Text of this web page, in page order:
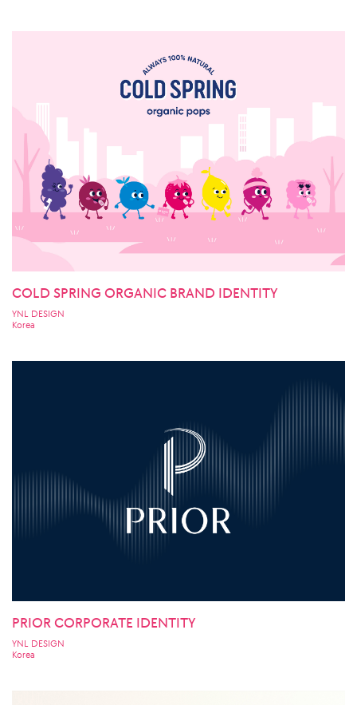
COLD SPRING ORGANIC BRAND IDENTITY
YNL DESIGN
Korea
PRIOR CORPORATE IDENTITY
YNL DESIGN
Korea